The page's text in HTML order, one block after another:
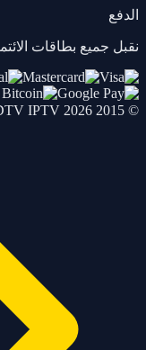
الدفع
نقبل جميع بطاقات
© 2015 2026
IPTV